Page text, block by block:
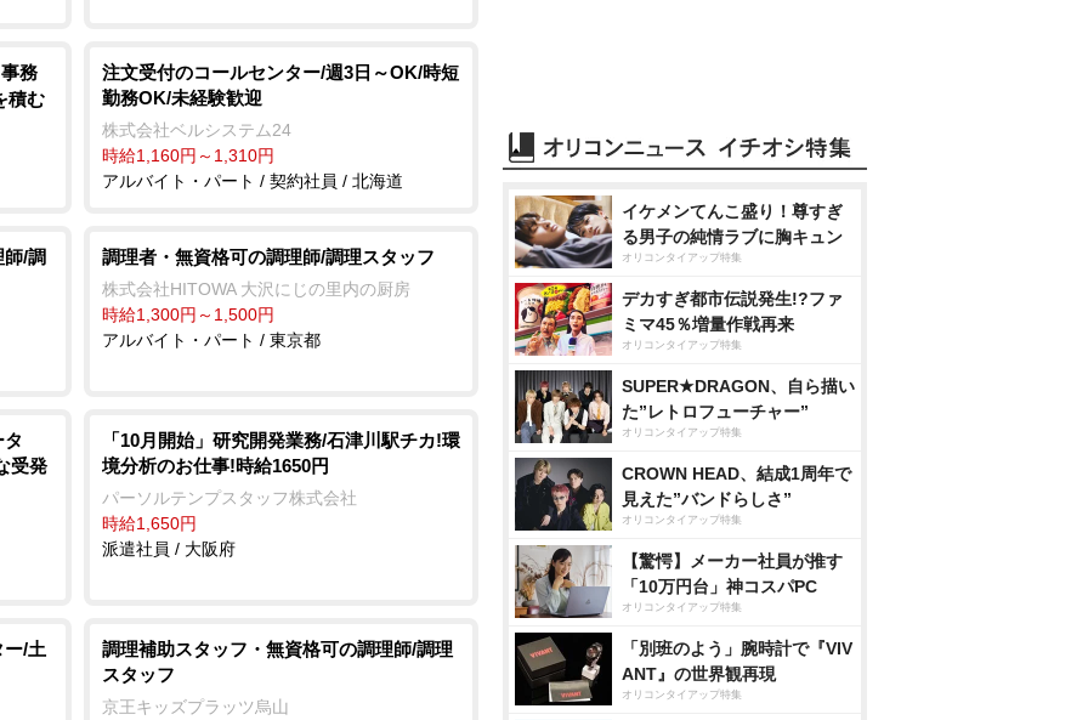
務
積む
注文受付のコールセンター/週3日～OK/時短
勤務OK/未経験歓迎
株式会社ベルシステム24
時給1,160円～1,310円
アルバイト・パート / 契約社員 / 北海道
/調 調理者・無資格可の調理師/調理スタッフ
株式会社HITOWA 大沢にじの里内の厨房
時給1,300円～1,500円
アルバイト・パート / 東京都
受発
「10月開始」研究開発業務/石津川駅チカ!環
境分析のお仕事!時給1650円
パーソルテンプスタッフ株式会社
時給1,650円
派遣社員 / 大阪府
/土
調理補助スタッフ・無資格可の調理師/調理
スタッフ
京王キッズプラッツ烏山
イケメンてんこ盛り！尊すぎ
る男子の純情ラブに胸キュン
オリコンタイアップ特集
デカすぎ都市伝説発生!?ファ
ミマ45％増量作戦再来
オリコンタイアップ特集
SUPER★DRAGON、自ら描い
た”レトロフューチャー”
オリコンタイアップ特集
CROWN HEAD、結成1周年で
見えた”バンドらしさ”
オリコンタイアップ特集
【驚愕】メーカー社員が推す
「10万円台」神コスパPC
オリコンタイアップ特集
「別班のよう」腕時計で『VIV
ANT』の世界観再現
オリコンタイアップ特集